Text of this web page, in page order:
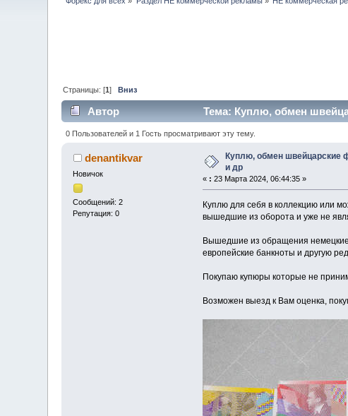
Страницы: [1]Вниз
Автор Тема: Куплю, обмен
0 Пользователей и 1 Гость просматривают эту тему.
denantikvar
Новичок
Сообщений: 2
Репутация: 0
Куплю, обмен швейцарские
и др
« : 23 Марта 2024, 06:44:35 »
Куплю для себя в коллекцию или
вышедшие из оборота и уже не
Вышедшие из обращения немецкие
европейские банкноты и другую
Покупаю купюры которые не
Возможен выезд к Вам оценка,